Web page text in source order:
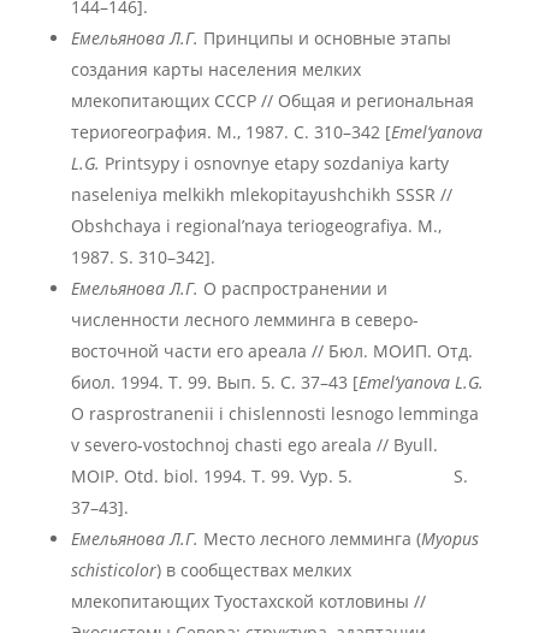
144–146].
Емельянова Л.Г. Принципы и основные этапы
создания карты населения мелких
млекопитающих СССР // Общая и региональная
териогеография. М., 1987. С. 310–342 [Emel’yanova
L.G. Printsypy i osnovnye etapy sozdaniya karty
naseleniya melkikh mlekopitayushchikh SSSR //
Obshchaya i regional’naya teriogeografiya. M.,
1987. S. 310–342].
Емельянова Л.Г. О распространении и
численности лесного лемминга в северо-
восточной части его ареала // Бюл. МОИП. Отд.
биол. 1994. Т. 99. Вып. 5. С. 37–43 [Emel’yanova L.G.
O rasprostranenii i chislennosti lesnogo lemminga
v severo-vostochnoj chasti ego areala // Byull.
MOIP. Otd. biol. 1994. T. 99. Vyp. 5. S.
37–43].
Емельянова Л.Г. Место лесного лемминга (Myopus
schisticolor) в сообществах мелких
млекопитающих Туостахской котловины //